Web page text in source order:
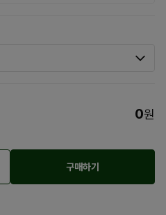
0원
구매하기